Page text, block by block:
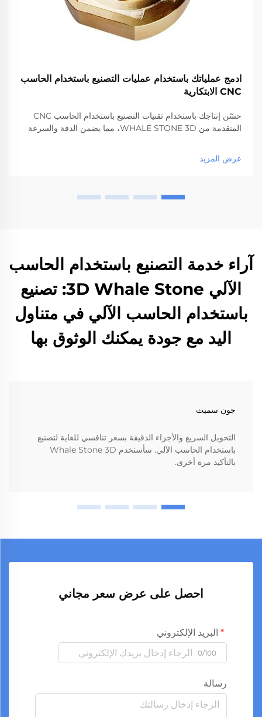
ادمج عملياتك باستخدام عمليات التصنيع باستخدام الحاسب
CNC الابتكارية
حسّن إنتاجك باستخدام تقنيات التصنيع باستخدام الحاسب CNC
المتقدمة من WHALE STONE 3D، مما يضمن الدقة والسرعة
عرض المزيد
آراء خدمة التصنيع باستخدام الحاسب
الآلي 3D Whale Stone: تصنيع
باستخدام الحاسب الآلي في متناول
اليد مع جودة يمكنك الوثوق بها
جون سميث
التحويل السريع والأجزاء الدقيقة بسعر تنافسي للغاية لتصنيع
باستخدام الحاسب الآلي. سأستخدم Whale Stone 3D
بالتأكيد مرة أخرى.
احصل على عرض سعر مجاني
البريد الإلكتروني
0/100
رسالة